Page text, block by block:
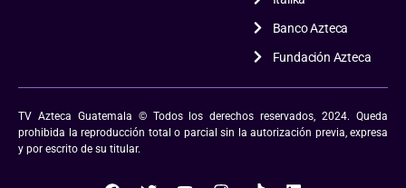
Banco Azteca
Fundación Azteca
TV Azteca Guatemala © Todos los derechos reservados, 2024. Queda
prohibida la reproducción total o parcial sin la autorización previa, expresa
y por escrito de su titular.